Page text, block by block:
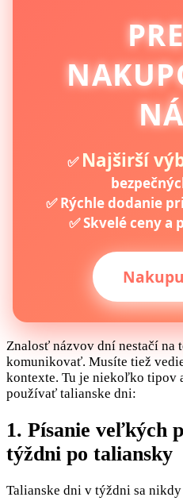
✅ Najširší
✅ Rýchle dodanie
✅ Skvelé ceny
Znalosť názvov dní nestačí na
komunikovať. Musíte tiež
kontexte. Tu je niekoľko tipov
používať talianske dni:
1. Písanie veľkých
týždni po taliansky
Talianske dni v týždni sa